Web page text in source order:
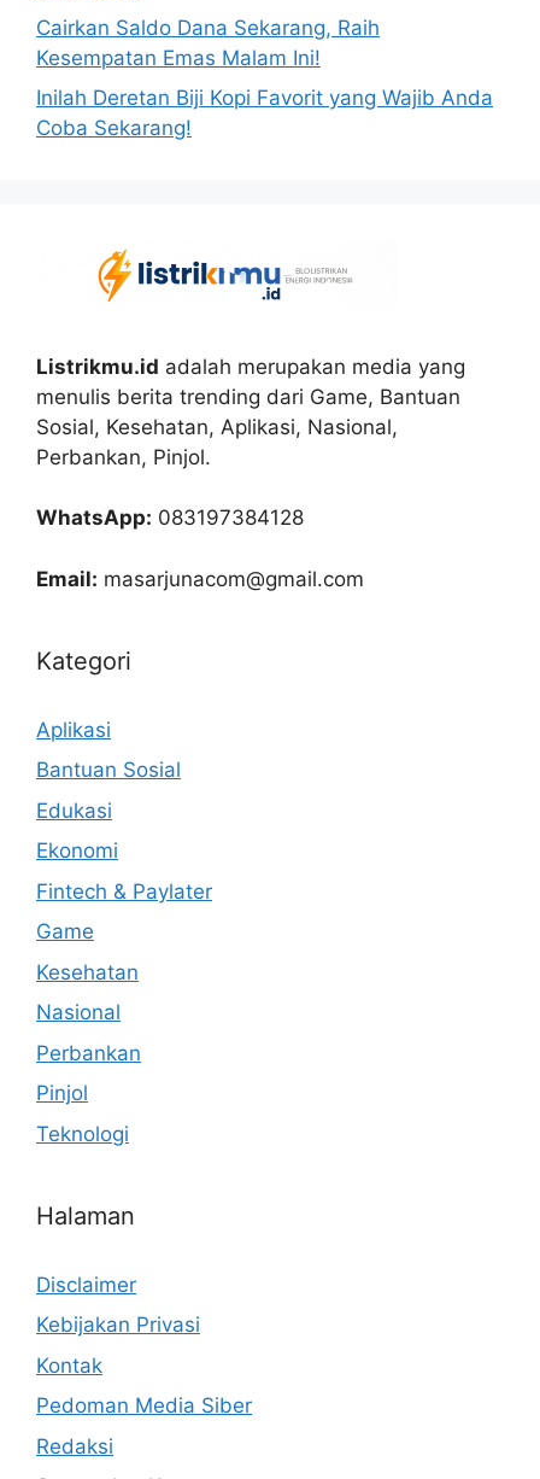
Cairkan Saldo Dana Sekarang, Raih
Kesempatan Emas Malam Ini!
Inilah Deretan Biji Kopi Favorit yang Wajib Anda
Coba Sekarang!
Listrikmu.id adalah merupakan media yang
menulis berita trending dari Game, Bantuan
Sosial, Kesehatan, Aplikasi, Nasional,
Perbankan, Pinjol.
WhatsApp: 083197384128
Email: masarjunacom@gmail.com
Kategori
Aplikasi
Bantuan Sosial
Edukasi
Ekonomi
Fintech & Paylater
Game
Kesehatan
Nasional
Perbankan
Pinjol
Teknologi
Halaman
Disclaimer
Kebijakan Privasi
Kontak
Pedoman Media Siber
Redaksi